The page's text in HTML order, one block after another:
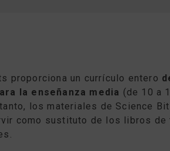
proporciona un currículo entero
la enseñanza media (de 10 a
los materiales de Science
como sustituto de los libros de